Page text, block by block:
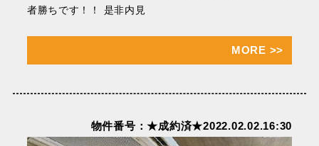
者勝ちです！！ 是非内見
MORE >>
物件番号：★成約済★2022.02.02.16:30